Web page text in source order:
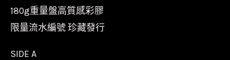
180g重量盤高質感彩膠
限量流水編號 珍藏發行
SIDE A